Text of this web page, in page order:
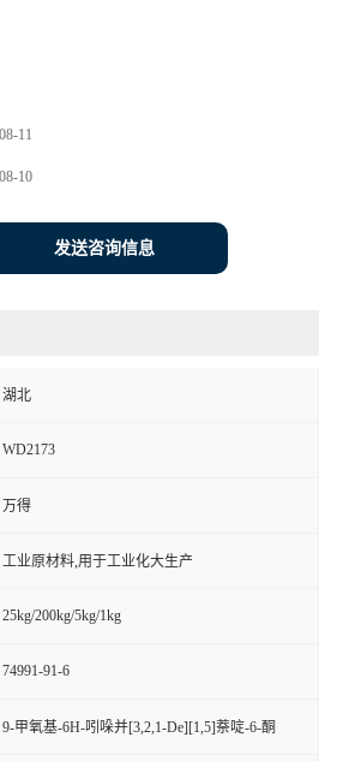
11
10
发送咨询信息
湖北
WD2173
万得
工业原材料,用于工业化大生产
25kg/200kg/5kg/1kg
74991-91-6
9-甲氧基-6H-吲哚并[3,2,1-De][1,5]萘啶-6-酮